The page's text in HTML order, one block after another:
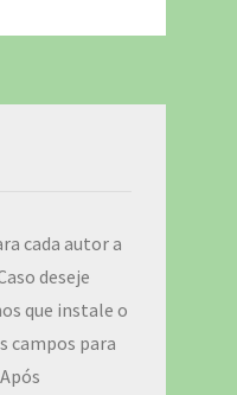
cada autor a
deseje
que instale o
campos para